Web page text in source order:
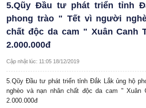
5.Qũy Đầu tư phát triển tỉnh
phong trào " Tết vì người
chất độc da cam " Xuân Canh
2.000.000đ
Cập nhật lúc: 11:05 18/12/2019
5.Qũy Đầu tư phát triển tỉnh Đắk Lắk ủng hộ
nghèo và nạn nhân chất độc da cam " Xuân
2.000.000đ